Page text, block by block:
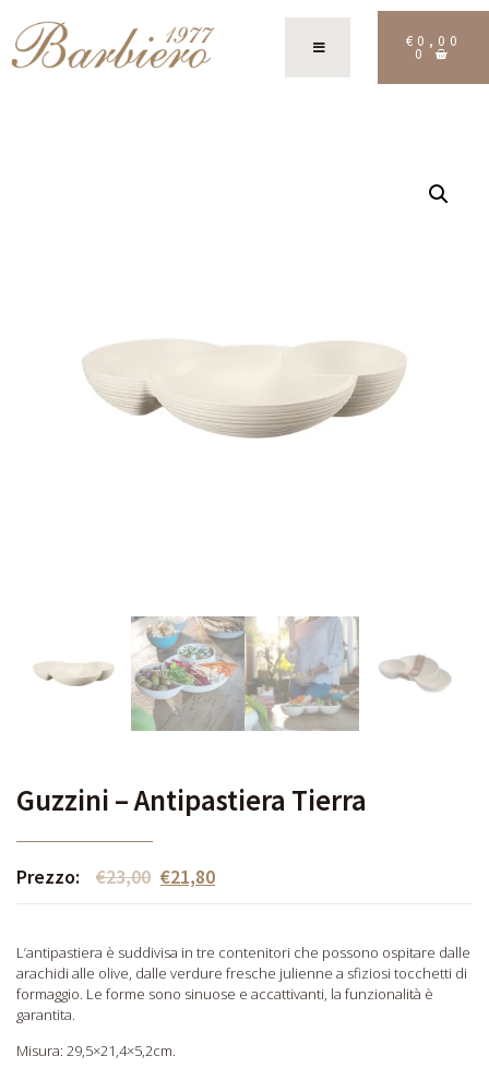
€ 0,00
0
Guzzini – Antipastiera Tierra
Prezzo: €23,00 €21,80
L’antipastiera è suddivisa in tre contenitori che possono ospitare dalle
arachidi alle olive, dalle verdure fresche julienne a sfiziosi tocchetti di
formaggio. Le forme sono sinuose e accattivanti, la funzionalità è
garantita.
Misura: 29,5×21,4×5,2cm.